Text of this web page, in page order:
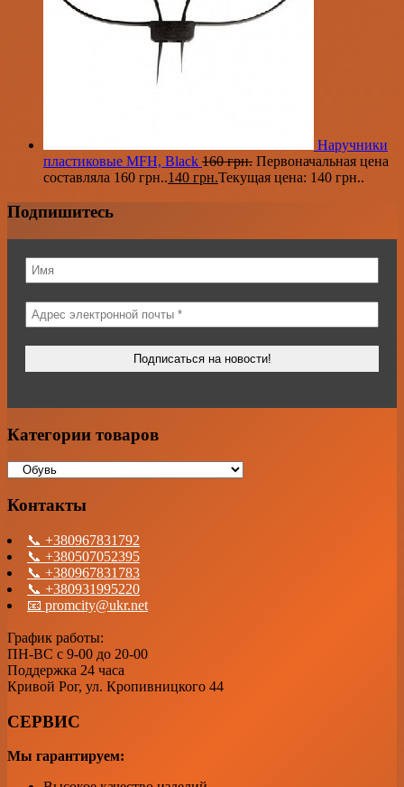
Наручники
пластиковые MFH, Black 160грн. Первоначальная цена
составляла 160 грн..140 грн.Текущая цена: 140 грн..
Подпишитесь
Категории товаров
Контакты
📞 +380967831792
📞 +380507052395
📞 +380967831783
📞 +380931995220
📧 promcity@ukr.net
График работы:
ПН-ВС с 9-00 до 20-00
Поддержка 24 часа
Кривой Рог, ул. Кропивницкого 44
СЕРВИС
Мы гарантируем: